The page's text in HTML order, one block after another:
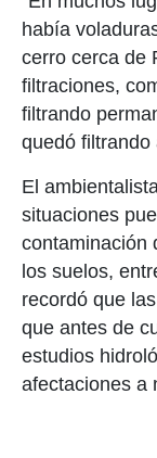
había
cerro cerca de
filtraciones,
filtrando
quedó filtrando
El
situaciones
contaminación
los suelos,
recordó que
que antes de
estudios
afectaciones a